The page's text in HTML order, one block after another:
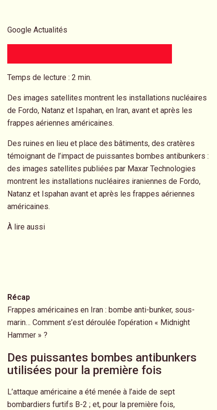
Google Actualités
PARTAGER
Temps de lecture : 2 min.
Des images satellites montrent les installations nucléaires
de Fordo, Natanz et Ispahan, en Iran, avant et après les
frappes aériennes américaines.
Des ruines en lieu et place des bâtiments, des cratères
témoignant de l’impact de puissantes bombes antibunkers :
des images satellites publiées par Maxar Technologies
montrent les installations nucléaires iraniennes de Fordo,
Natanz et Ispahan avant et après les frappes aériennes
américaines.
À lire aussi
Récap
Frappes américaines en Iran : bombe anti-bunker, sous-
marin… Comment s’est déroulée l’opération « Midnight
Hammer » ?
Des puissantes bombes antibunkers
utilisées pour la première fois
L’attaque américaine a été menée à l’aide de sept
bombardiers furtifs B-2 ; et, pour la première fois,